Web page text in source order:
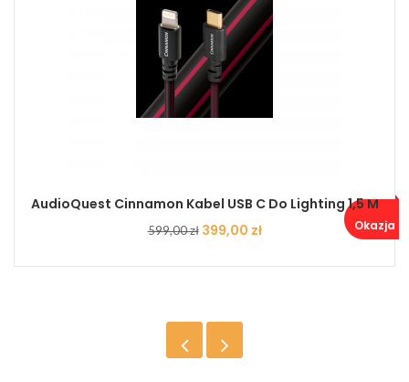
AudioQuest Cinnamon Kabel USB C Do Lighting 1,5 M
Cena
599,00 zł Cena
399,00 zł Okazja ..